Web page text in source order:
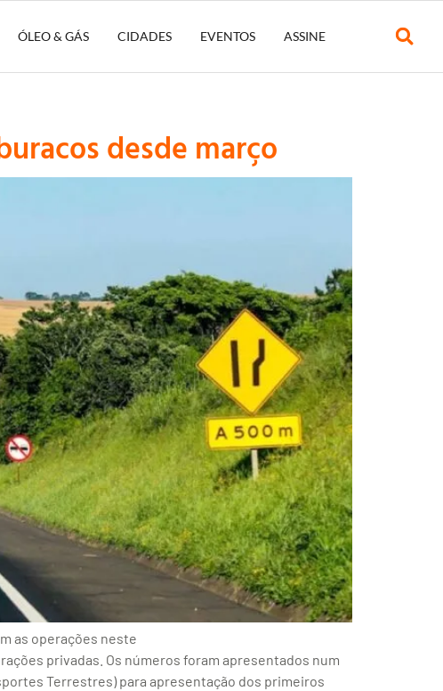
ÓLEO & GÁS CIDADES EVENTOS ASSINE
desde março
as operações neste
privadas. Os números foram apresentados num
Terrestres) para apresentação dos primeiros